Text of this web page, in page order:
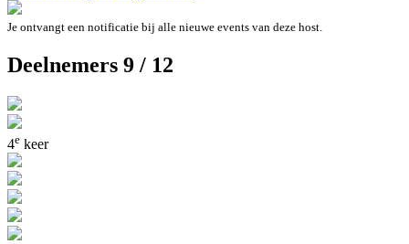
Je ontvangt een notificatie bij alle nieuwe events van deze host.
Deelnemers 9 / 12
4e keer